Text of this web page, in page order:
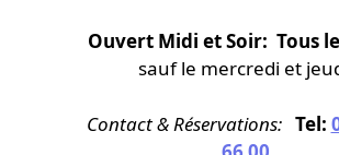
Ouvert Midi et Soir: Tous
sauf le mercredi et
Contact & Réservations: Tel: